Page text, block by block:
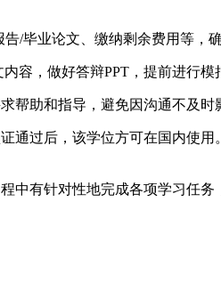
/毕业论文、缴纳剩余费用等，
容，做好答辩PPT，提前进行模
帮助和指导，避免因沟通不及时
过后，该学位方可在国内使
中有针对性地完成各项学习任务